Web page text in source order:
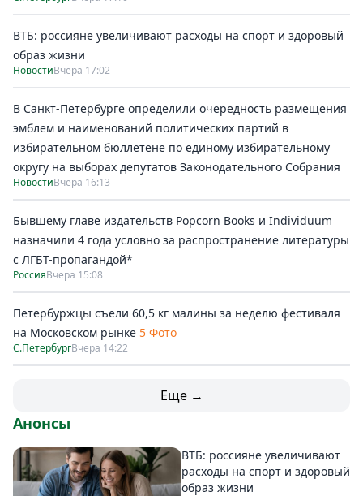
ВТБ: россияне увеличивают расходы на спорт и здоровый
образ жизни
НовостиВчера 17:02
В Санкт-Петербурге определили очередность размещения
эмблем и наименований политических партий в
избирательном бюллетене по единому избирательному
округу на выборах депутатов Законодательного Собрания
НовостиВчера 16:13
Бывшему главе издательств Popcorn Books и Individuum
назначили 4 года условно за распространение литературы
с ЛГБТ-пропагандой*
РоссияВчера 15:08
Петербуржцы съели 60,5 кг малины за неделю фестиваля
на Московском рынке 5 Фото
С.ПетербургВчера 14:22
Еще →
Анонсы
ВТБ: россияне увеличивают
расходы на спорт и здоровый
образ жизни